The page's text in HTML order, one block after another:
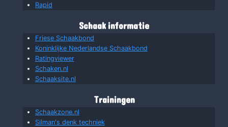
Rapid
Schaak informatie
Friese Schaakbond
Koninklijke Nederlandse Schaakbond
Ratingviewer
Schaken.nl
Schaaksite.nl
Trainingen
Schaakzone.nl
Silman's denk techniek